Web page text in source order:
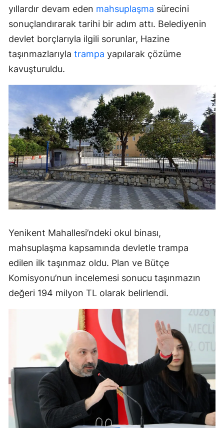
yıllardır devam eden mahsuplaşma sürecini
sonuçlandırarak tarihi bir adım attı. Belediyenin
devlet borçlarıyla ilgili sorunlar, Hazine
taşınmazlarıyla trampa yapılarak çözüme
kavuşturuldu.
Yenikent Mahallesi’ndeki okul binası,
mahsuplaşma kapsamında devletle trampa
edilen ilk taşınmaz oldu. Plan ve Bütçe
Komisyonu’nun incelemesi sonucu taşınmazın
değeri 194 milyon TL olarak belirlendi.